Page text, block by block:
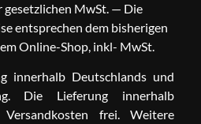
gesetzlichen MwSt. — Die
entsprechen dem bisherigen
Online-Shop, inkl- MwSt.
innerhalb Deutschlands und
Die Lieferung innerhalb
frei. Weitere